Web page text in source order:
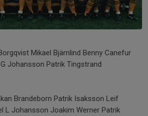
Mikael Bjärnlind Benny Canefur
Johansson Patrik Tingstrand
Brandeborn Patrik Isaksson Leif
L Johansson Joakim Werner Patrik